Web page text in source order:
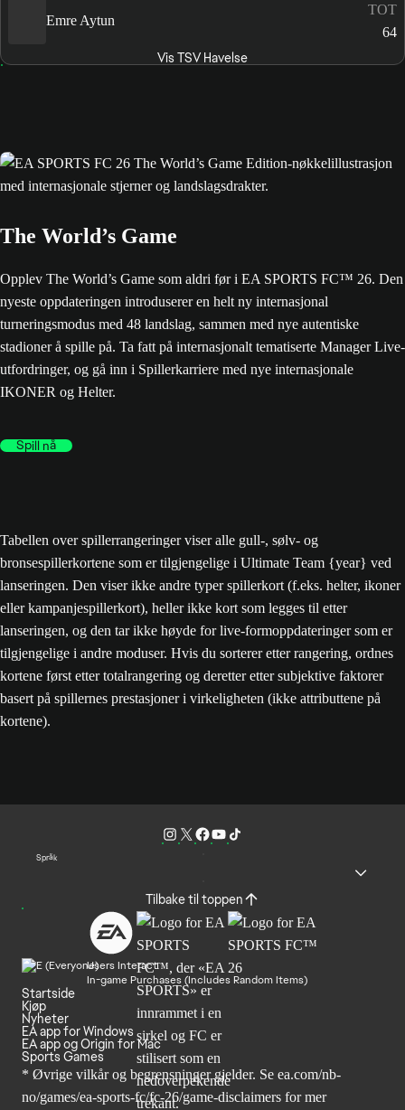
Emre Aytun
TOT
64
Vis TSV Havelse
The World’s Game
Opplev The World’s Game som aldri før i EA SPORTS FC™ 26. Den
nyeste oppdateringen introduserer en helt ny internasjonal
turneringsmodus med 48 landslag, sammen med nye autentiske
stadioner å spille på. Ta fatt på internasjonalt tematiserte Manager Live-
utfordringer, og gå inn i Spillerkarriere med nye internasjonale
IKONER og Helter.
Spill nå
Tabellen over spillerrangeringer viser alle gull-, sølv- og
bronsespillerkortene som er tilgjengelige i Ultimate Team {year} ved
lanseringen. Den viser ikke andre typer spillerkort (f.eks. helter, ikoner
eller kampanjespillerkort), heller ikke kort som legges til etter
lanseringen, og den tar ikke høyde for live-formoppdateringer som er
tilgjengelige i andre moduser. Hvis du sorterer etter rangering, ordnes
kortene først etter totalrangering og deretter etter subjektive faktorer
basert på spillernes prestasjoner i virkeligheten (ikke attributtene på
kortene).
Språk
Tilbake til toppen
Users Interact
In-game Purchases (Includes Random Items)
Startside
Kjøp
Nyheter
EA app for Windows
EA app og Origin for Mac
Sports Games
* Øvrige vilkår og begrensninger gjelder. Se ea.com/nb-
no/games/ea-sports-fc/fc-26/game-disclaimers for mer